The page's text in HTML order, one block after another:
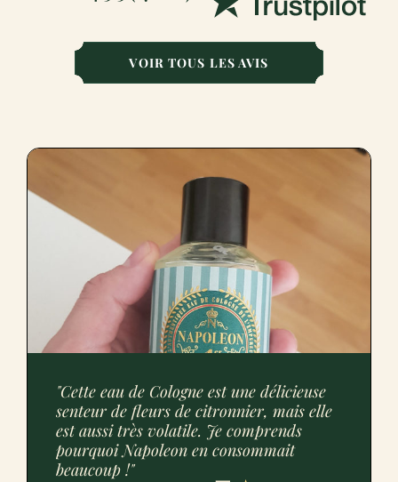
VOIR TOUS LES AVIS
"Cette eau de Cologne est une délicieuse
senteur de fleurs de citronnier, mais elle
est aussi très volatile. Je comprends
pourquoi Napoleon en consommait
beaucoup !"